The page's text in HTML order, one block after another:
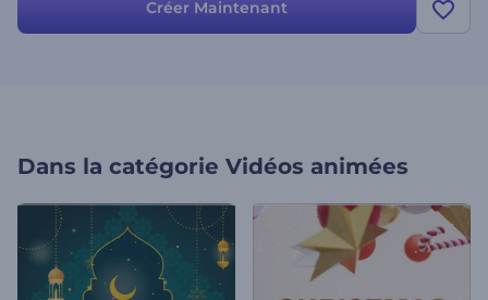
Créer Maintenant
Dans la catégorie Vidéos animées